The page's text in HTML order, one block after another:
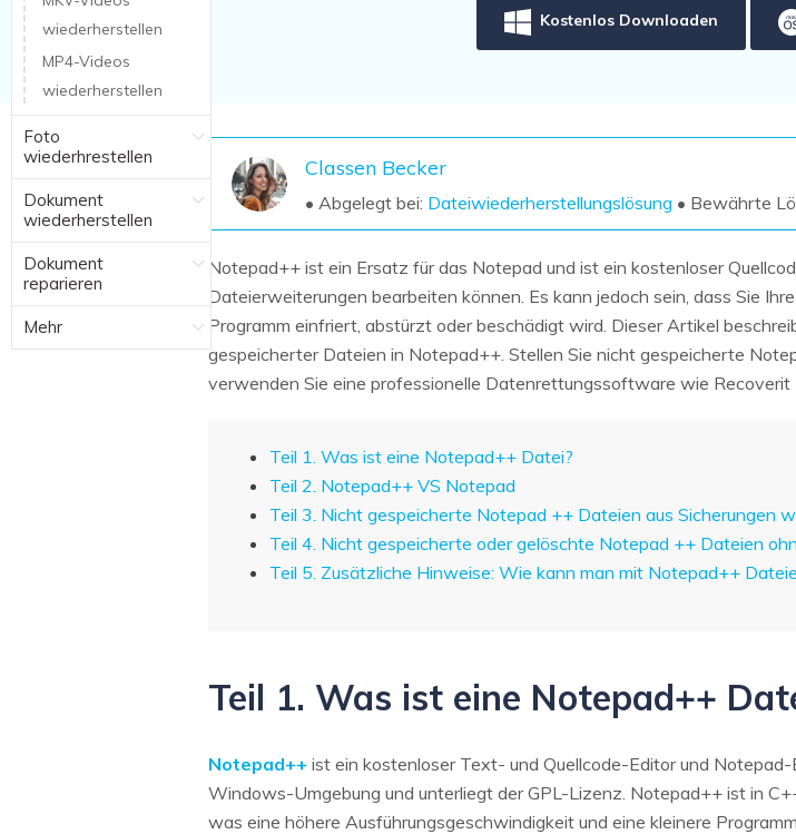
Alle Produkte
Mac-Papierkorb-Wiederherstellung
ZIP-
Kostenlos Downloaden
Classen Becker
• Abgelegt bei: Dateiwiederherstellungslösung • Bewährte
Notepad++ ist ein Ersatz für das Notepad und ist ein kostenloser
Dateierweiterungen bearbeiten können. Es kann jedoch sein, dass Sie
Programm einfriert, abstürzt oder beschädigt wird. Dieser Artikel
gespeicherter Dateien in Notepad++. Stellen Sie nicht gespeicherte
verwenden Sie eine professionelle Datenrettungssoftware wie Recoverit
Teil 1. Was ist eine Notepad++ Datei?
Teil 2. Notepad++ VS Notepad
Teil 3. Nicht gespeicherte Notepad ++ Dateien aus Sicherungen
Teil 4. Nicht gespeicherte oder gelöschte Notepad ++ Dateien
Teil 5. Zusätzliche Hinweise: Wie kann man mit Notepad++
Teil 1. Was ist eine Notepad++
Notepad++ ist ein kostenloser Text- und Quellcode-Editor und
Windows-Umgebung und unterliegt der GPL-Lizenz. Notepad++ ist in
was eine höhere Ausführungsgeschwindigkeit und eine kleinere
wiederherstellen
MP4-Videos
wiederherstellen
Foto
wiederhrestellen
Dokument
wiederherstellen
Dokument
reparieren
Mehr